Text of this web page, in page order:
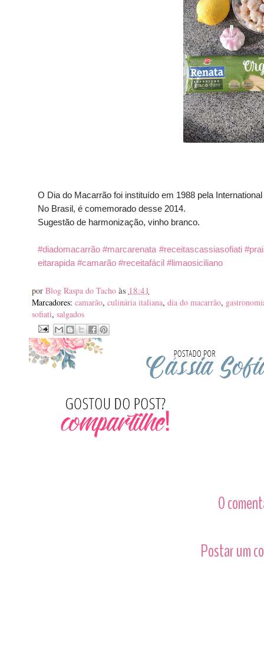
O Dia do Macarrão foi instituído em 1988 pela
No Brasil, é comemorado desse 2014.
Sugestão de harmonização, vinho branco.
#diadomacarrão #marcarenata #receitascassiasofiati
eitarapida #camarão #receitafácil #limaosiciliano
por Blog Raspa do Tacho às 18:41
Marcadores: camarão, culinária italiana, dia do macarrão,
sofiati, salgados
0
Postar um